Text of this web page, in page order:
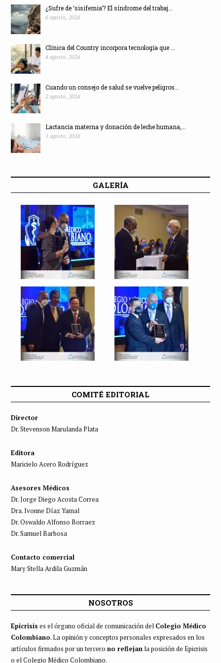
¿Sufre de ‘sisifemia’? El síndrome del trabaj...
6 agosto, 2026
Clínica del Country incorpora tecnología que ...
4 agosto, 2026
Cuando un consejo de salud se vuelve peligros...
2 agosto, 2026
Lactancia materna y donación de leche humana,...
1 agosto, 2026
GALERÍA
COMITÉ EDITORIAL
Director
Dr. Stevenson Marulanda Plata
Editora
Maricielo Acero Rodríguez
Asesores Médicos
Dr. Jorge Diego Acosta Correa
Dra. Ivonne Díaz Yamal
Dr. Oswaldo Alfonso Borraez
Dr. Samuel Barbosa
Contacto comercial
Mary Stella Ardila Guzmán
NOSOTROS
Epicrisis es el órgano oficial de comunicación del Colegio Médico
Colombiano. La opinión y conceptos personales expresados en los
artículos firmados por un tercero no reflejanla posición de Epicrisis
o el Colegio Médico Colombiano.